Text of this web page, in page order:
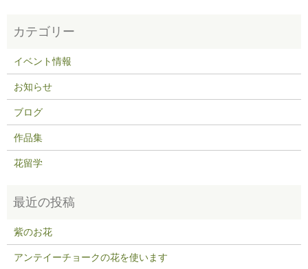
イベント情報
お知らせ
ブログ
作品集
花留学
紫のお花
アンテイーチョークの花を使います